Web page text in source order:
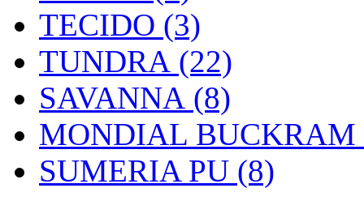
TECIDO (3)
TUNDRA (22)
SAVANNA (8)
MONDIAL BUCKRAM
SUMERIA PU (8)